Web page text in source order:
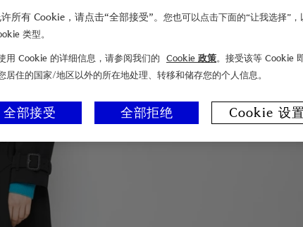
所有 Cookie，请点击“全部接受”。 您也可以点击下面的“让我选择”
类型。
用 Cookie 的详细信息，请参阅我们的 Cookie 政策。接受该等 Cookie
居住的国家/地区以外的所在地处理、转移和储存您的个人信息。
全部拒绝
全部接受 Cookie 设